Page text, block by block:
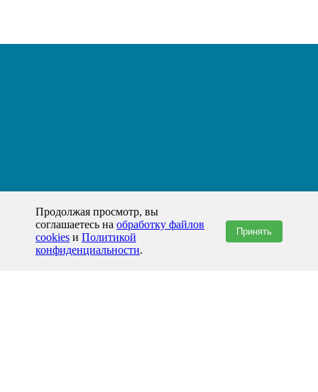
Продолжая просмотр, вы
соглашаетесь на обработку файлов
cookies и Политикой
конфиденциальности.
Принять